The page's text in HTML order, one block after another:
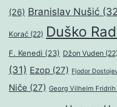
(26) Branislav Nušić
Korać (22) Duško
F. Kenedi (23) Džon Vuden (22)
(31) Ezop (27) Fjodor
Niče (27) Georg Vilhelm Fridrih